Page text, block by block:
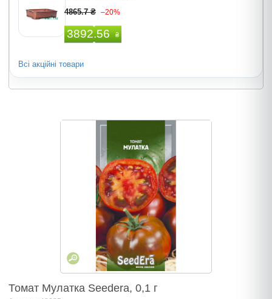
4865.7 ₴ –20%
3892.56 ₴
Всі акційні товари
Томат Мулатка Seedera, 0,1 г